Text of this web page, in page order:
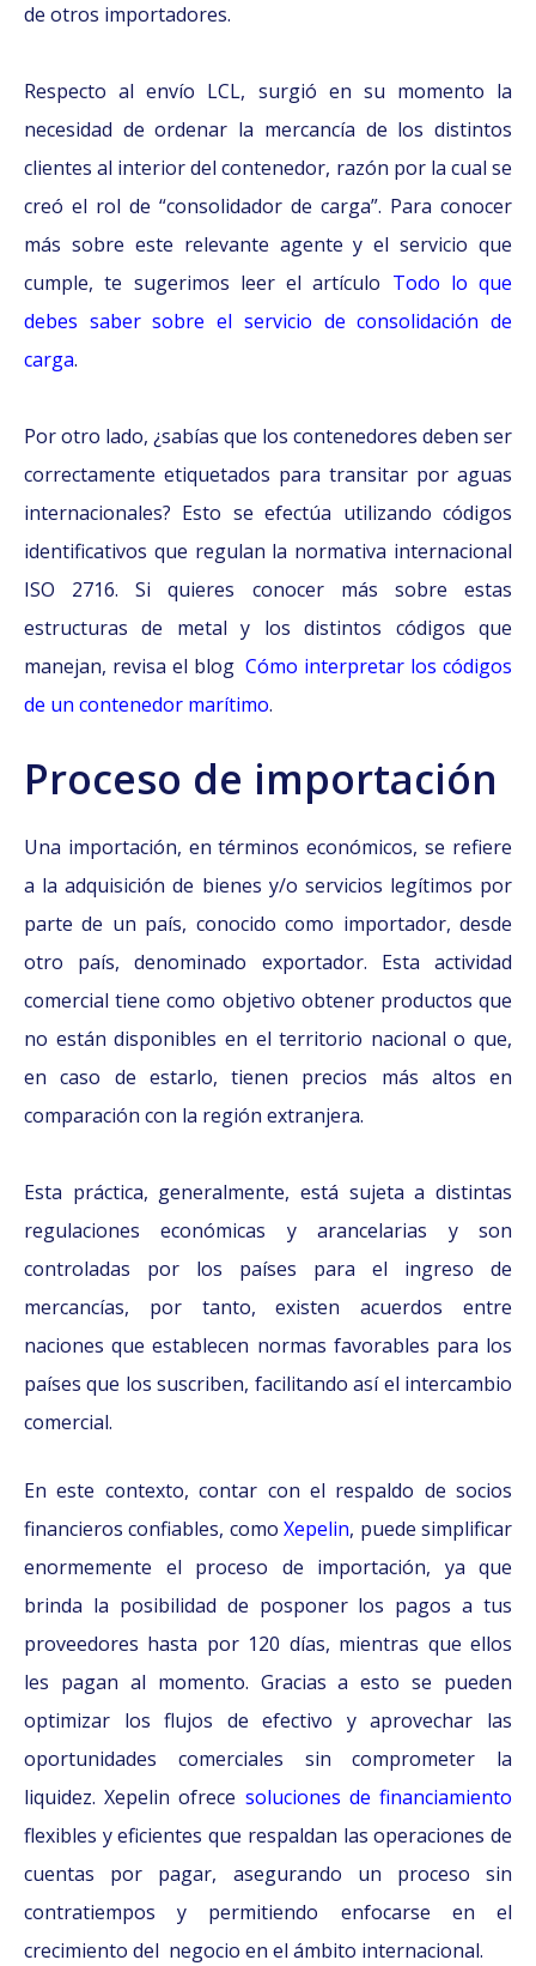
de otros importadores.
Respecto al envío LCL, surgió en su momento la
necesidad de ordenar la mercancía de los distintos
clientes al interior del contenedor, razón por la cual se
creó el rol de “consolidador de carga”. Para conocer
más sobre este relevante agente y el servicio que
cumple, te sugerimos leer el artículo Todo lo que
debes saber sobre el servicio de consolidación de
carga.
Por otro lado, ¿sabías que los contenedores deben ser
correctamente etiquetados para transitar por aguas
internacionales? Esto se efectúa utilizando códigos
identificativos que regulan la normativa internacional
ISO 2716. Si quieres conocer más sobre estas
estructuras de metal y los distintos códigos que
manejan, revisa el blogCómo interpretar los códigos
de un contenedor marítimo.
Proceso de importación
Una importación, en términos económicos, se refiere
a la adquisición de bienes y/o servicios legítimos por
parte de un país, conocido como importador, desde
otro país, denominado exportador. Esta actividad
comercial tiene como objetivo obtener productos que
no están disponibles en el territorio nacional o que,
en caso de estarlo, tienen precios más altos en
comparación con la región extranjera.
Esta práctica, generalmente, está sujeta a distintas
regulaciones económicas y arancelarias y son
controladas por los países para el ingreso de
mercancías, por tanto, existen acuerdos entre
naciones que establecen normas favorables para los
países que los suscriben, facilitando así el intercambio
comercial.
En este contexto, contar con el respaldo de socios
financieros confiables, comoXepelin, puede simplificar
enormemente el proceso de importación, ya que
brinda la posibilidad de posponer los pagos a tus
proveedores hasta por 120 días, mientras que ellos
les pagan al momento. Gracias a esto se pueden
optimizar los flujos de efectivo y aprovechar las
oportunidades comerciales sin comprometer la
liquidez. Xepelin ofrece soluciones de financiamiento
flexibles y eficientes que respaldan las operaciones de
cuentas por pagar, asegurando un proceso sin
contratiempos y permitiendo enfocarse en el
crecimiento del negocio en el ámbito internacional.